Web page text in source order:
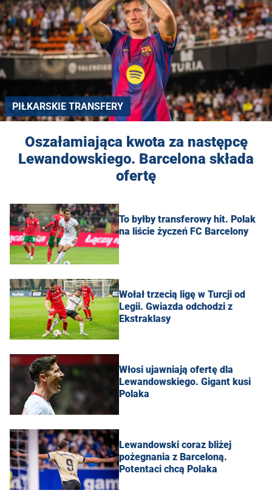
PIŁKARSKIE TRANSFERY
Oszałamiająca kwota za następcę
Lewandowskiego. Barcelona składa
ofertę
To byłby transferowy hit. Polak
na liście życzeń FC Barcelony
Wołał trzecią ligę w Turcji od
Legii. Gwiazda odchodzi z
Ekstraklasy
Włosi ujawniają ofertę dla
Lewandowskiego. Gigant kusi
Polaka
Lewandowski coraz bliżej
pożegnania z Barceloną.
Potentaci chcą Polaka